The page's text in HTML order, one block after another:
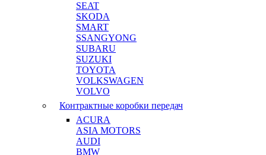
SEAT
SKODA
SMART
SSANGYONG
SUBARU
SUZUKI
TOYOTA
VOLKSWAGEN
VOLVO
Контрактные коробки передач
ACURA
ASIA MOTORS
AUDI
BMW